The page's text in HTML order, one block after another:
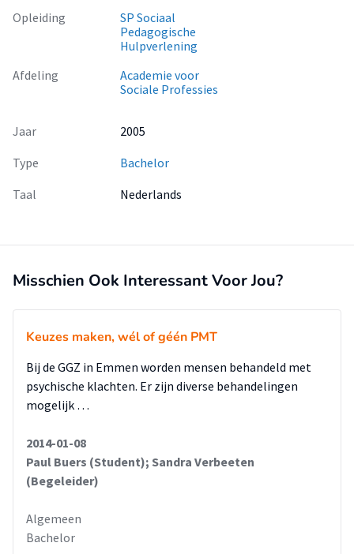
Opleiding
SP Sociaal
Pedagogische
Hulpverlening
Afdeling
Academie voor
Sociale Professies
Jaar
2005
Type
Bachelor
Taal
Nederlands
Misschien Ook Interessant Voor Jou?
Keuzes maken, wél of géén PMT
Bij de GGZ in Emmen worden mensen behandeld met
psychische klachten. Er zijn diverse behandelingen
mogelijk …
2014-01-08
Paul Buers (Student); Sandra Verbeeten
(Begeleider)
Algemeen
Bachelor